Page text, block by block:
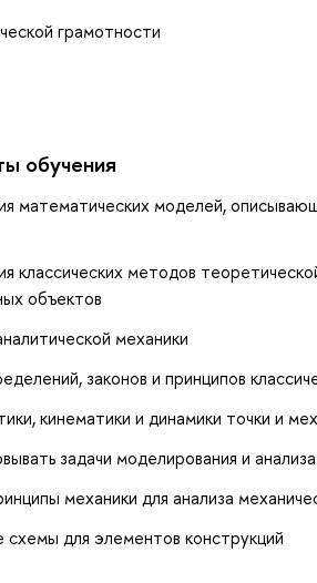
грамотности
обучения
математических моделей,
классических методов
объектов
механики
законов и принципов
кинематики и динамики точки и
задачи моделирования и
механики для анализа
схемы для элементов конструкций